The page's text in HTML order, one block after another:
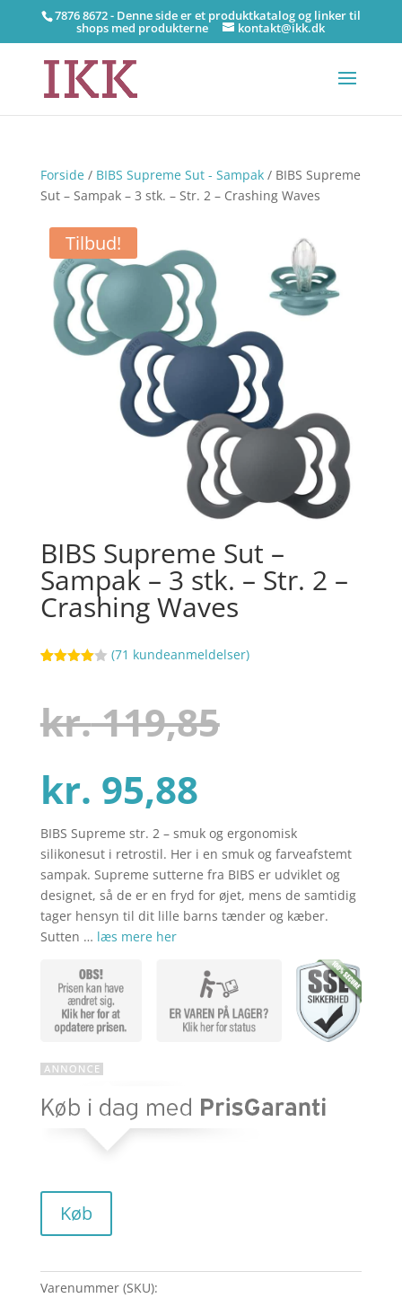
7876 8672 - Denne side er et produktkatalog og linker til
shops med produkterne kontakt@ikk.dk
Forside/ BIBS Supreme Sut - Sampak/ BIBS Supreme
Sut – Sampak – 3 stk. – Str. 2 – Crashing Waves
Tilbud!
BIBS Supreme Sut –
Sampak – 3 stk. – Str. 2 –
Crashing Waves
baseret
på
kundebed
(71 kundeanmeldelser)
kr.119,85
pris
var:
kr.
kr. 95,88Den
aktuelle
pris
er:
kr. 95,88.
BIBS Supreme str. 2 – smuk og ergonomisk
silikonesut i retrostil. Her i en smuk og farveafstemt
sampak. Supreme sutterne fra BIBS er udviklet og
designet, så de er en fryd for øjet, mens de samtidig
tager hensyn til dit lille barns tænder og kæber.
Sutten … læs mere her
Køb
Varenummer (SKU):